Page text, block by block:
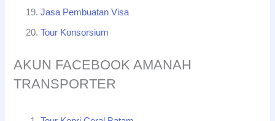
Jasa Pembuatan Visa
Tour Konsorsium
AKUN FACEBOOK AMANAH
TRANSPORTER